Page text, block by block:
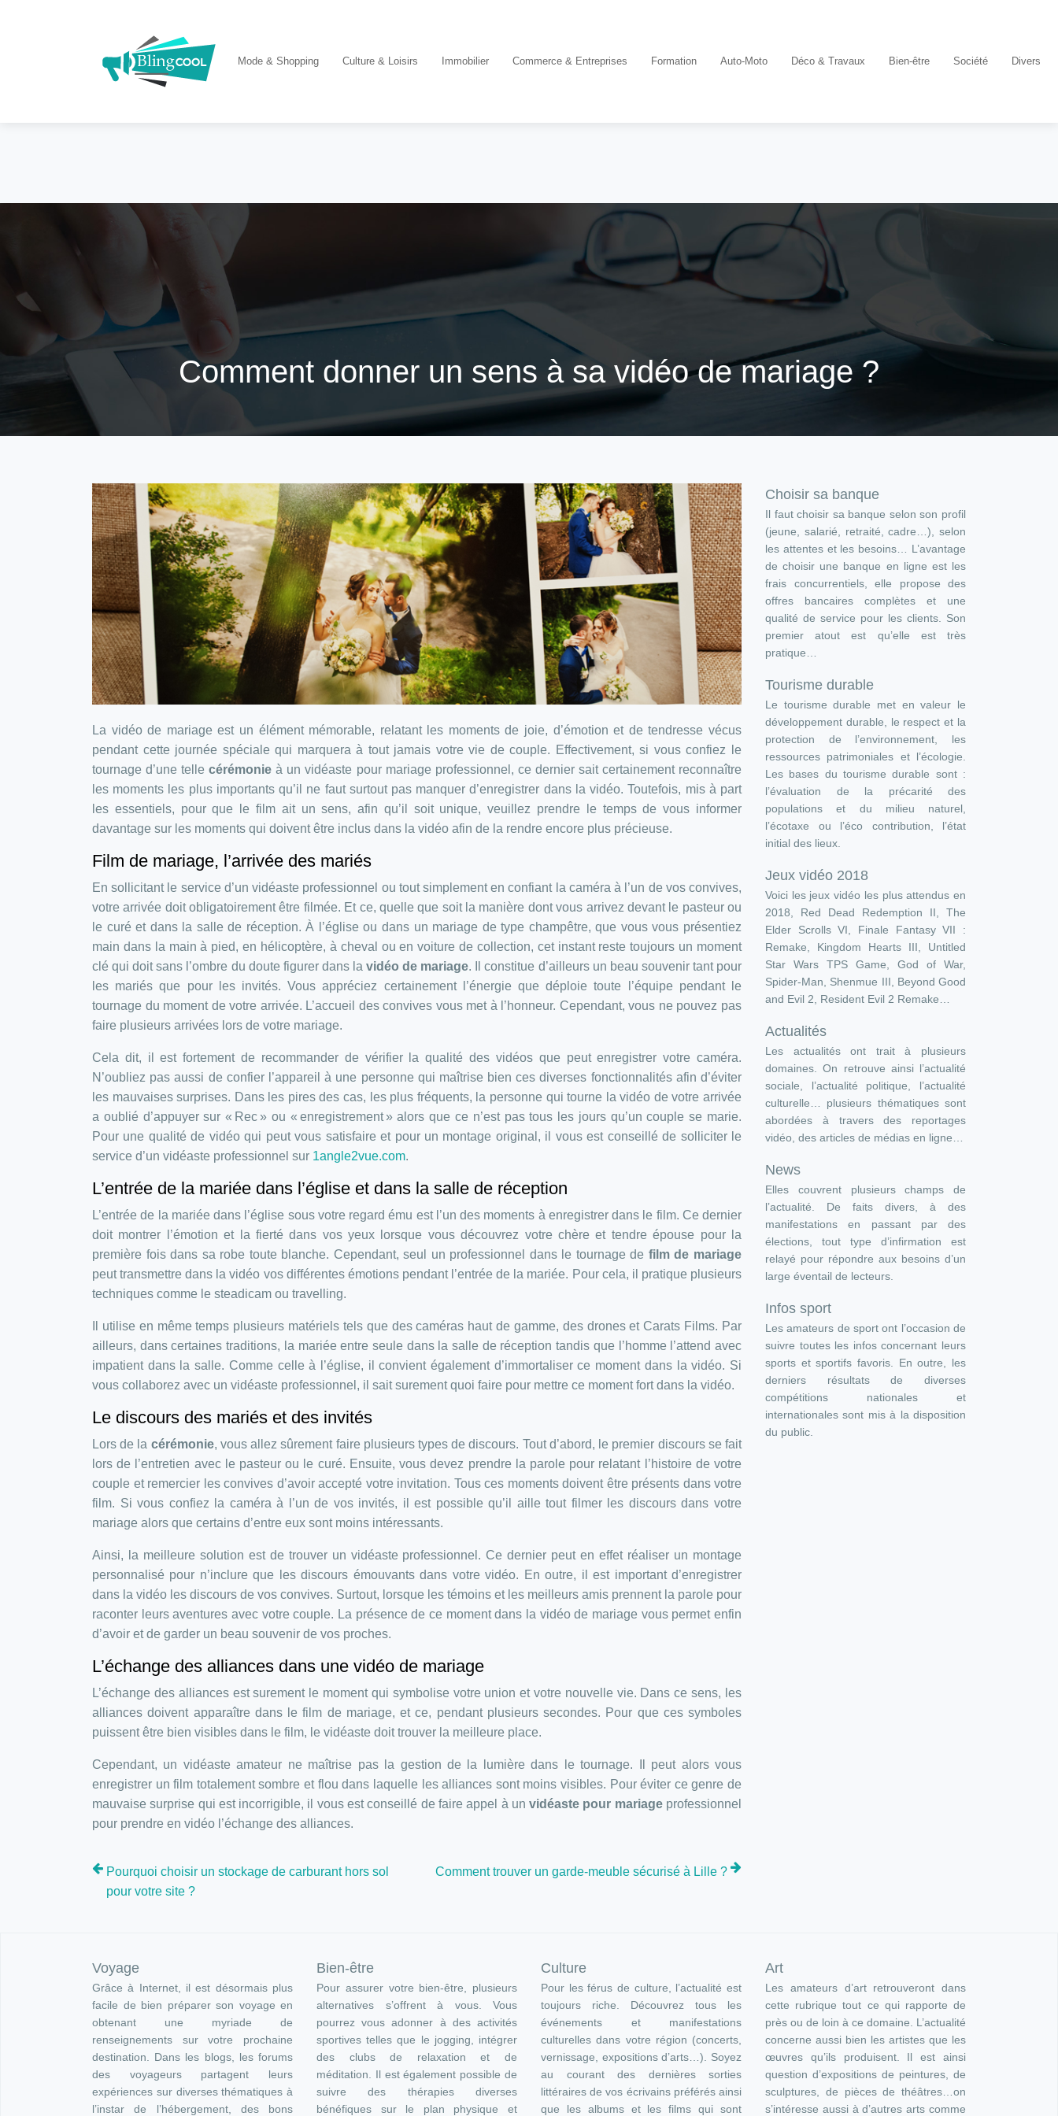
Mode & Shopping Culture & Loisirs Immobilier Commerce & Entreprises Formation Auto-Moto Déco & Travaux Bien-être Société Divers
Comment donner un sens à sa vidéo de mariage ?
La vidéo de mariage est un élément mémorable, relatant les moments de joie, d’émotion et de tendresse vécus
pendant cette journée spéciale qui marquera à tout jamais votre vie de couple. Effectivement, si vous confiez le
tournage d’une tellecérémonie à un vidéaste pour mariage professionnel, ce dernier sait certainement reconnaître
les moments les plus importants qu’il ne faut surtout pas manquer d’enregistrer dans la vidéo. Toutefois, mis à part
les essentiels, pour que le film ait un sens, afin qu’il soit unique, veuillez prendre le temps de vous informer
davantage sur les moments qui doivent être inclus dans la vidéo afin de la rendre encore plus précieuse.
Film de mariage, l’arrivée des mariés
En sollicitant le service d’un vidéaste professionnel ou tout simplement en confiant la caméra à l’un de vos convives,
votre arrivée doit obligatoirement être filmée. Et ce, quelle que soit la manière dont vous arrivez devant le pasteur ou
le curé et dans la salle de réception. À l’église ou dans un mariage de type champêtre, que vous vous présentiez
main dans la main à pied, en hélicoptère, à cheval ou en voiture de collection, cet instant reste toujours un moment
clé qui doit sans l’ombre du doute figurer dans la vidéo de mariage. Il constitue d’ailleurs un beau souvenir tant pour
les mariés que pour les invités. Vous appréciez certainement l’énergie que déploie toute l’équipe pendant le
tournage du moment de votre arrivée. L’accueil des convives vous met à l’honneur. Cependant, vous ne pouvez pas
faire plusieurs arrivées lors de votre mariage.
Cela dit, il est fortement de recommander de vérifier la qualité des vidéos que peut enregistrer votre caméra.
N’oubliez pas aussi de confier l’appareil à une personne qui maîtrise bien ces diverses fonctionnalités afin d’éviter
les mauvaises surprises. Dans les pires des cas, les plus fréquents, la personne qui tourne la vidéo de votre arrivée
a oublié d’appuyer sur « Rec » ou « enregistrement » alors que ce n’est pas tous les jours qu’un couple se marie.
Pour une qualité de vidéo qui peut vous satisfaire et pour un montage original, il vous est conseillé de solliciter le
service d’un vidéaste professionnel sur 1angle2vue.com.
L’entrée de la mariée dans l’église et dans la salle de réception
L’entrée de la mariée dans l’église sous votre regard ému est l’un des moments à enregistrer dans le film. Ce dernier
doit montrer l’émotion et la fierté dans vos yeux lorsque vous découvrez votre chère et tendre épouse pour la
première fois dans sa robe toute blanche. Cependant, seul un professionnel dans le tournage de film de mariage
peut transmettre dans la vidéo vos différentes émotions pendant l’entrée de la mariée. Pour cela, il pratique plusieurs
techniques comme le steadicam ou travelling.
Il utilise en même temps plusieurs matériels tels que des caméras haut de gamme, des drones et Carats Films. Par
ailleurs, dans certaines traditions, la mariée entre seule dans la salle de réception tandis que l’homme l’attend avec
impatient dans la salle. Comme celle à l’église, il convient également d’immortaliser ce moment dans la vidéo. Si
vous collaborez avec un vidéaste professionnel, il sait surement quoi faire pour mettre ce moment fort dans la vidéo.
Le discours des mariés et des invités
Lors de la cérémonie, vous allez sûrement faire plusieurs types de discours. Tout d’abord, le premier discours se fait
lors de l’entretien avec le pasteur ou le curé. Ensuite, vous devez prendre la parole pour relatant l’histoire de votre
couple et remercier les convives d’avoir accepté votre invitation. Tous ces moments doivent être présents dans votre
film. Si vous confiez la caméra à l’un de vos invités, il est possible qu’il aille tout filmer les discours dans votre
mariage alors que certains d’entre eux sont moins intéressants.
Ainsi, la meilleure solution est de trouver un vidéaste professionnel. Ce dernier peut en effet réaliser un montage
personnalisé pour n’inclure que les discours émouvants dans votre vidéo. En outre, il est important d’enregistrer
dans la vidéo les discours de vos convives. Surtout, lorsque les témoins et les meilleurs amis prennent la parole pour
raconter leurs aventures avec votre couple. La présence de ce moment dans la vidéo de mariage vous permet enfin
d’avoir et de garder un beau souvenir de vos proches.
L’échange des alliances dans une vidéo de mariage
L’échange des alliances est surement le moment qui symbolise votre union et votre nouvelle vie. Dans ce sens, les
alliances doivent apparaître dans le film de mariage, et ce, pendant plusieurs secondes. Pour que ces symboles
puissent être bien visibles dans le film, le vidéaste doit trouver la meilleure place.
Cependant, un vidéaste amateur ne maîtrise pas la gestion de la lumière dans le tournage. Il peut alors vous
enregistrer un film totalement sombre et flou dans laquelle les alliances sont moins visibles. Pour éviter ce genre de
mauvaise surprise qui est incorrigible, il vous est conseillé de faire appel à unvidéaste pour mariageprofessionnel
pour prendre en vidéo l’échange des alliances.
Pourquoi choisir un stockage de carburant hors sol
pour votre site ?
Comment trouver un garde-meuble sécurisé à Lille ?
Choisir sa banque
Il faut choisir sa banque selon son profil
(jeune, salarié, retraité, cadre…), selon
les attentes et les besoins… L’avantage
de choisir une banque en ligne est les
frais concurrentiels, elle propose des
offres bancaires complètes et une
qualité de service pour les clients. Son
premier atout est qu’elle est très
pratique…
Tourisme durable
Le tourisme durable met en valeur le
développement durable, le respect et la
protection de l’environnement, les
ressources patrimoniales et l’écologie.
Les bases du tourisme durable sont :
l’évaluation de la précarité des
populations et du milieu naturel,
l’écotaxe ou l’éco contribution, l’état
initial des lieux.
Jeux vidéo 2018
Voici les jeux vidéo les plus attendus en
2018, Red Dead Redemption II, The
Elder Scrolls VI, Finale Fantasy VII :
Remake, Kingdom Hearts III, Untitled
Star Wars TPS Game, God of War,
Spider-Man, Shenmue III, Beyond Good
and Evil 2, Resident Evil 2 Remake…
Actualités
Les actualités ont trait à plusieurs
domaines. On retrouve ainsi l’actualité
sociale, l’actualité politique, l’actualité
culturelle… plusieurs thématiques sont
abordées à travers des reportages
vidéo, des articles de médias en ligne…
News
Elles couvrent plusieurs champs de
l’actualité. De faits divers, à des
manifestations en passant par des
élections, tout type d’infirmation est
relayé pour répondre aux besoins d’un
large éventail de lecteurs.
Infos sport
Les amateurs de sport ont l’occasion de
suivre toutes les infos concernant leurs
sports et sportifs favoris. En outre, les
derniers résultats de diverses
compétitions nationales et
internationales sont mis à la disposition
du public.
Voyage
Grâce à Internet, il est désormais plus
facile de bien préparer son voyage en
obtenant une myriade de
renseignements sur votre prochaine
destination. Dans les blogs, les forums
des voyageurs partagent leurs
expériences sur diverses thématiques à
l’instar de l’hébergement, des bons
Bien-être
Pour assurer votre bien-être, plusieurs
alternatives s’offrent à vous. Vous
pourrez vous adonner à des activités
sportives telles que le jogging, intégrer
des clubs de relaxation et de
méditation. Il est également possible de
suivre des thérapies diverses
bénéfiques sur le plan physique et
Culture
Pour les férus de culture, l’actualité est
toujours riche. Découvrez tous les
événements et manifestations
culturelles dans votre région (concerts,
vernissage, expositions d’arts…). Soyez
au courant des dernières sorties
littéraires de vos écrivains préférés ainsi
que les albums et les films qui sont
Art
Les amateurs d’art retrouveront dans
cette rubrique tout ce qui rapporte de
près ou de loin à ce domaine. L’actualité
concerne aussi bien les artistes que les
œuvres qu’ils produisent. Il est ainsi
question d’expositions de peintures, de
sculptures, de pièces de théâtres…on
s’intéresse aussi à d’autres arts comme